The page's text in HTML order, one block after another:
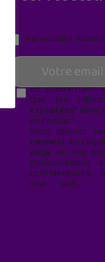
Parentalité
En soumettant
que les
exploitées* dans
de contact.
Vous pouvez
moment en
page de nos
d'informations
confidentialité,
site web